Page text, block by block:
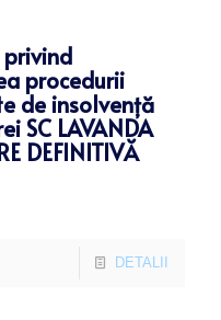
procedurii
de insolvență
SC LAVANDA
DEFINITIVĂ
DETALII